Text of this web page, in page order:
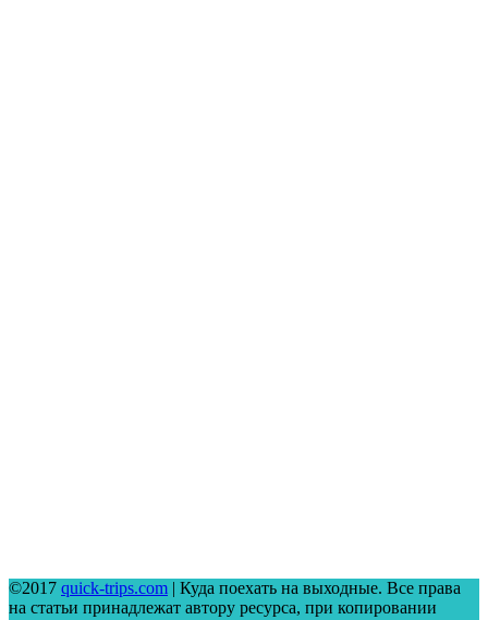
©2017 quick-trips.com | Куда поехать на выходные. Все права
на статьи принадлежат автору ресурса, при копировании